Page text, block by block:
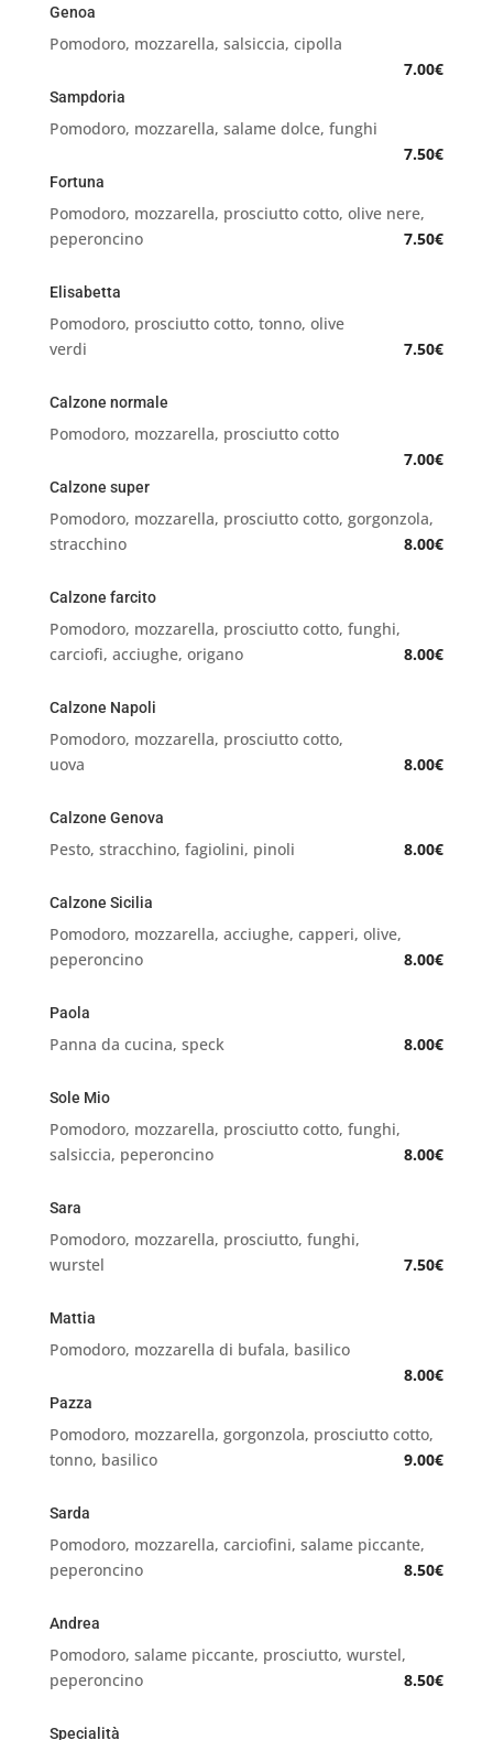
Genoa
Pomodoro, mozzarella, salsiccia, cipolla
7.00€
Sampdoria
Pomodoro, mozzarella, salame dolce, funghi
7.50€
Fortuna
Pomodoro, mozzarella, prosciutto cotto, olive nere,
peperoncino
7.50€
Elisabetta
Pomodoro, prosciutto cotto, tonno, olive
verdi
7.50€
Calzone normale
Pomodoro, mozzarella, prosciutto cotto
7.00€
Calzone super
Pomodoro, mozzarella, prosciutto cotto, gorgonzola,
stracchino
8.00€
Calzone farcito
Pomodoro, mozzarella, prosciutto cotto, funghi,
carciofi, acciughe, origano
8.00€
Calzone Napoli
Pomodoro, mozzarella, prosciutto cotto,
uova
8.00€
Calzone Genova
Pesto, stracchino, fagiolini, pinoli 8.00€
Calzone Sicilia
Pomodoro, mozzarella, acciughe, capperi, olive,
peperoncino
8.00€
Paola
Panna da cucina, speck 8.00€
Sole Mio
Pomodoro, mozzarella, prosciutto cotto, funghi,
salsiccia, peperoncino
8.00€
Sara
Pomodoro, mozzarella, prosciutto, funghi,
wurstel
7.50€
Mattia
Pomodoro, mozzarella di bufala, basilico
8.00€
Pazza
Pomodoro, mozzarella, gorgonzola, prosciutto cotto,
tonno, basilico
9.00€
Sarda
Pomodoro, mozzarella, carciofini, salame piccante,
peperoncino
8.50€
Andrea
Pomodoro, salame piccante, prosciutto, wurstel,
peperoncino
8.50€
Specialità